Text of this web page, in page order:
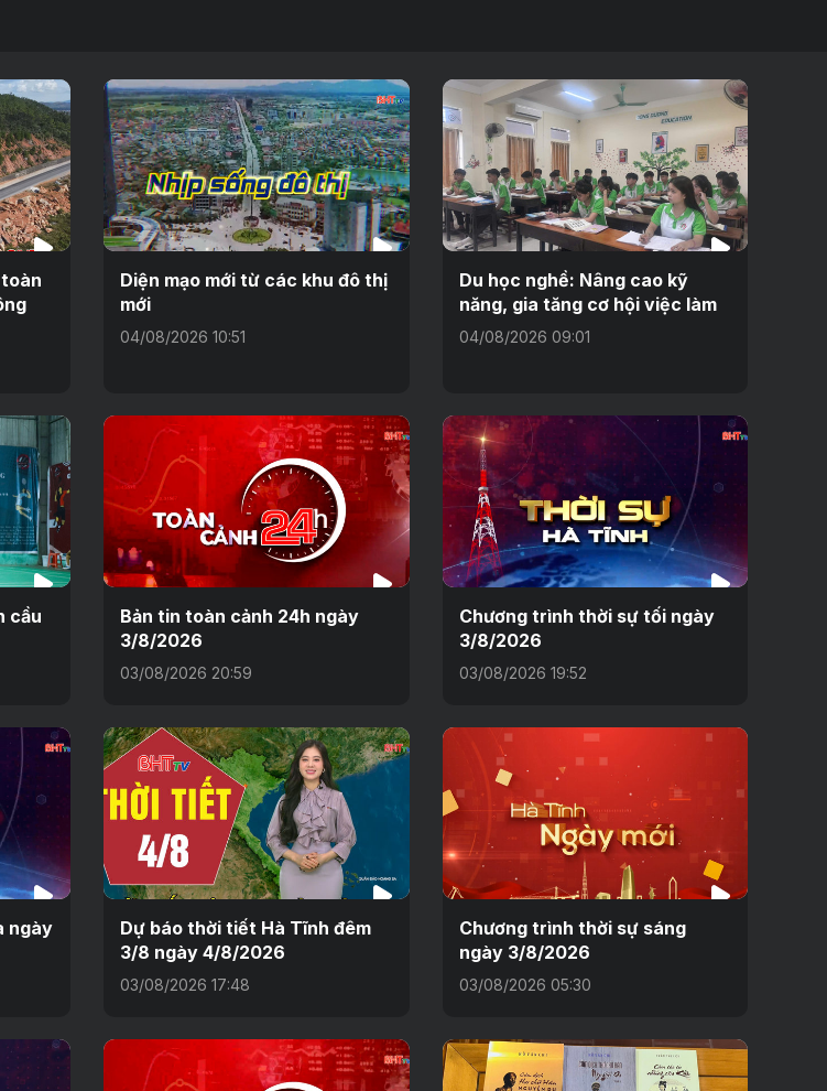
Diện mạo mới từ các khu đô thị
mới
04/08/2026 10:51
Du học nghề: Nâng cao kỹ
năng, gia tăng cơ hội việc làm
04/08/2026 09:01
cầu
Bản tin toàn cảnh 24h ngày
3/8/2026
03/08/2026 20:59
Chương trình thời sự tối ngày
3/8/2026
03/08/2026 19:52
ngày
Dự báo thời tiết Hà Tĩnh đêm
3/8 ngày 4/8/2026
03/08/2026 17:48
Chương trình thời sự sáng
ngày 3/8/2026
03/08/2026 05:30